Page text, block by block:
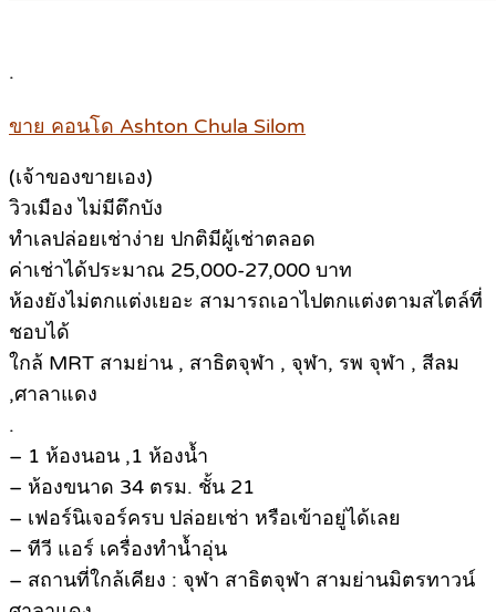
.
ขาย คอนโด Ashton Chula Silom
(เจ้าของขายเอง)
วิวเมือง ไม่มีตึกบัง
ทำเลปล่อยเช่าง่าย ปกติมีผู้เช่าตลอด
ค่าเช่าได้ประมาณ 25,000-27,000 บาท
ห้องยังไม่ตกแต่งเยอะ สามารถเอาไปตกแต่งตามสไตล์ที่
ชอบได้
ใกล้ MRT สามย่าน , สาธิตจุฬา , จุฬา, รพ จุฬา , สีลม
,ศาลาแดง
.
– 1 ห้องนอน ,1 ห้องน้ำ
– ห้องขนาด 34 ตรม. ชั้น 21
– เฟอร์นิเจอร์ครบ ปล่อยเช่า หรือเข้าอยู่ได้เลย
– ทีวี แอร์ เครื่องทำน้ำอุ่น
– สถานที่ใกล้เคียง : จุฬา สาธิตจุฬา สามย่านมิตรทาวน์